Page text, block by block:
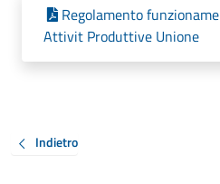
Regolamento
Attivit Produttive Unione
Indietro